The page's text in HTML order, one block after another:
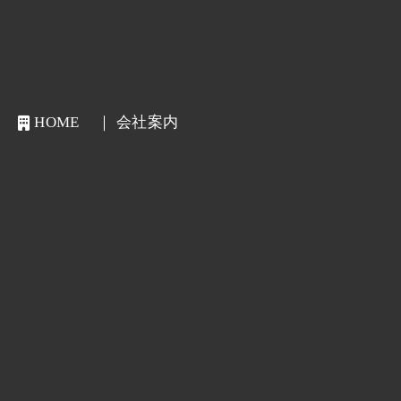
HOME 会社案内